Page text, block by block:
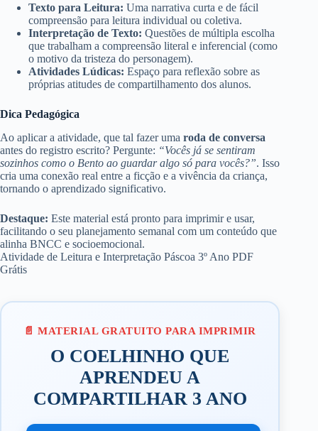
Texto para Leitura: Uma narrativa curta e de fácil
compreensão para leitura individual ou coletiva.
Interpretação de Texto: Questões de múltipla escolha
que trabalham a compreensão literal e inferencial (como
o motivo da tristeza do personagem).
Atividades Lúdicas: Espaço para reflexão sobre as
próprias atitudes de compartilhamento dos alunos.
Dica Pedagógica
Ao aplicar a atividade, que tal fazer uma roda de conversa
antes do registro escrito? Pergunte: “Vocês já se sentiram
sozinhos como o Bento ao guardar algo só para vocês?”. Isso
cria uma conexão real entre a ficção e a vivência da criança,
tornando o aprendizado significativo.
Destaque: Este material está pronto para imprimir e usar,
facilitando o seu planejamento semanal com um conteúdo que
alinha BNCC e socioemocional.
Atividade de Leitura e Interpretação Páscoa 3º Ano PDF
Grátis
O COELHINHO QUE
APRENDEU A
COMPARTILHAR 3 ANO